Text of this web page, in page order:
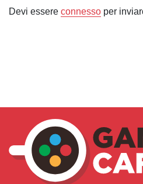
Devi essere connesso per